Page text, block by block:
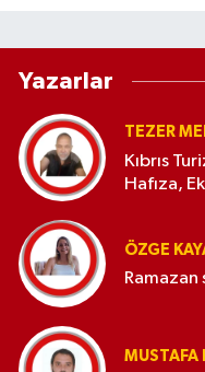
Yazarlar
TEZER
Kıbrıs
Hafıza,
ÖZGE
Ramazan
MUSTAFA